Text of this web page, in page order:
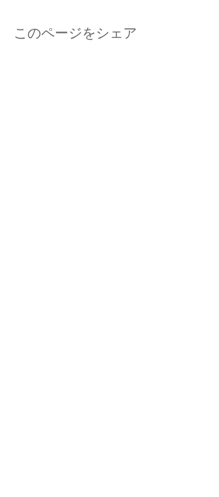
このページをシェア